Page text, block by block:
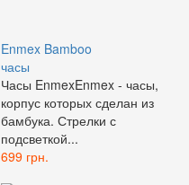
Enmex Bamboo
часы
Часы EnmexEnmex - часы,
корпус которых сделан из
бамбука. Стрелки с
подсветкой...
699 грн.